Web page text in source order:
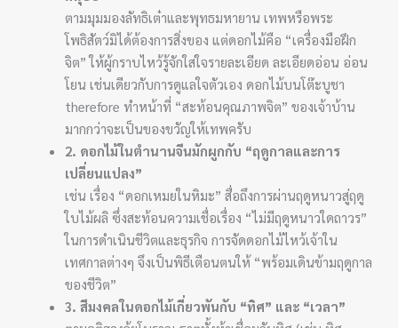
ตามมุมมองลัทธิเต๋าและพุทธมหายาน เทพหรือพระ
โพธิสัตว์มิได้ต้องการสิ่งของ แต่ดอกไม้คือ “เครื่องมือฝึก
จิต” ให้ผู้กราบไหว้รู้จักใส่ใจรายละเอียด ละเอียดอ่อน อ่อน
โยน เช่นเดียวกับการดูแลใจตัวเอง ดอกไม้บนโต๊ะบูชา
therefore ทำหน้าที่ “สะท้อนคุณภาพจิต” ของเจ้าบ้าน
มากกว่าจะเป็นของขวัญให้เทพครับ
2. ดอกไม้ในตำนานจีนมักผูกกับ “ฤดูกาลและการ
เปลี่ยนแปลง”
เช่น เรื่อง “ดอกเหมยในหิมะ” สื่อถึงการผ่านฤดูหนาวสู่ฤดู
ใบไม้ผลิ ซึ่งสะท้อนความเชื่อเรื่อง “ไม่มีฤดูหนาวใดถาวร”
ในการดำเนินชีวิตและธุรกิจ การจัดดอกไม้ไหว้เจ้าใน
เทศกาลต่างๆ จึงเป็นพิธีเตือนตนให้ “พร้อมเดินข้ามฤดูกาล
ของชีวิต”
3. สีมงคลในดอกไม้เกี่ยวพันกับ “ทิศ” และ “เวลา”